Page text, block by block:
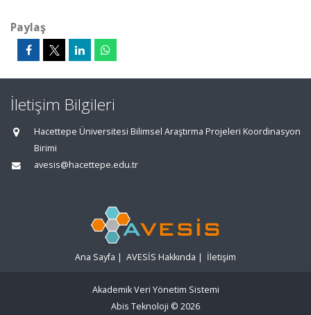
Paylaş
İletişim Bilgileri
Hacettepe Üniversitesi Bilimsel Araştırma Projeleri Koordinasyon
Birimi
avesis@hacettepe.edu.tr
Ana Sayfa | AVESİS Hakkında | İletişim
Akademik Veri Yönetim Sistemi
Abis Teknoloji © 2026